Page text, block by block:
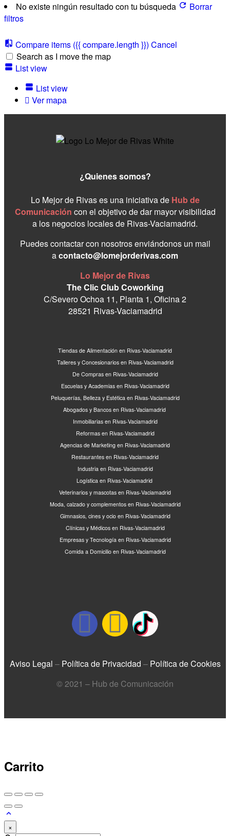
No existe ningún resultado con tu búsqueda
Borrar
filtros
Compare items ({{ compare.length }}) Cancel
Search as I move the map
List view
List view
Ver mapa
¿Quienes somos?
Lo Mejor de Rivas es una iniciativa de Hub de
Comunicación con el objetivo de dar mayor visibilidad
a los negocios locales de Rivas-Vaciamadrid.
Puedes contactar con nosotros enviándonos un mail
acontacto@lomejorderivas.com
Lo Mejor de Rivas
The Clic Club Coworking
C/Severo Ochoa 11, Planta 1, Oficina 2
28521 Rivas-Vaciamadrid
Tiendas de Alimentación en Rivas-Vaciamadrid
Talleres y Concesionarios en Rivas-Vaciamadrid
De Compras en Rivas-Vaciamadrid
Escuelas y Academias en Rivas-Vaciamadrid
Peluquerías, Belleza y Estética en Rivas-Vaciamadrid
Abogados y Bancos en Rivas-Vaciamadrid
Inmobiliarias en Rivas-Vaciamadrid
Reformas en Rivas-Vaciamadrid
Agencias de Marketing en Rivas-Vaciamadrid
Restaurantes en Rivas-Vaciamadrid
Industria en Rivas-Vaciamadrid
Logística en Rivas-Vaciamadrid
Veterinarios y mascotas en Rivas-Vaciamadrid
Moda, calzado y complementos en Rivas-Vaciamadrid
Gimnasios, cines y ocio en Rivas-Vaciamadrid
Clínicas y Médicos en Rivas-Vaciamadrid
Empresas y Tecnología en Rivas-Vaciamadrid
Comida a Domicilio en Rivas-Vaciamadrid
Aviso Legal – Política de Privacidad – Política de Cookies
© 2021 – Hub de Comunicación
Carrito
×